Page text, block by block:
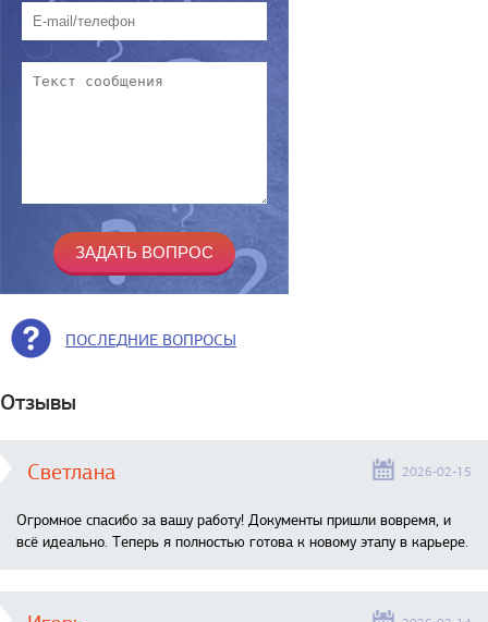
ПОСЛЕДНИЕ ВОПРОСЫ
Отзывы
Светлана 2026-02-15
Огромное спасибо за вашу работу! Документы пришли вовремя, и
всё идеально. Теперь я полностью готова к новому этапу в карьере.